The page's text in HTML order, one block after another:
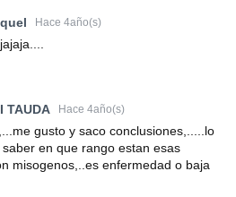
Hace 4año(s)
TAUDA Hace 4año(s)
gusto y saco conclusiones,.....lo
en que rango estan esas
misogenos,..es enfermedad o baja